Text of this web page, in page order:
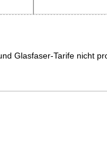
Glasfaser-Tarife nicht